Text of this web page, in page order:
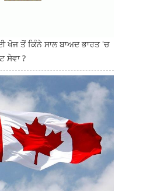
ਖੋਜ ਤੋਂ ਕਿੰਨੇ ਸਾਲ ਬਾਅਦ ਭਾਰਤ 'ਚ
ਸੇਵਾ ?